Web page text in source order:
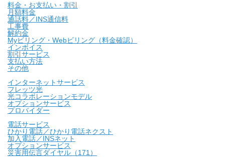
料金・お支払い・割引
月額料金
通話料／INS通信料
工事費
解約金
Myビリング・Webビリング（料金確認）
インボイス
割引サービス
支払い方法
その他
インターネットサービス
フレッツ光
光コラボレーションモデル
オプションサービス
プロバイダー
電話サービス
ひかり電話／ひかり電話ネクスト
加入電話／INSネット
オプションサービス
災害用伝言ダイヤル（171）